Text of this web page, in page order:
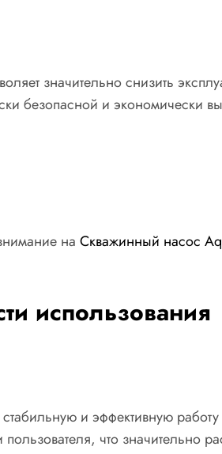
значительно снизить
безопасной и экономически
на Скважинный насос
использования
и эффективную
пользователя, что значительно